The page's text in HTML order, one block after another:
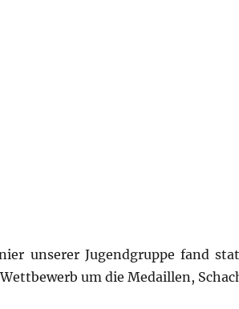
unserer Jugendgruppe fand
um die Medaillen,